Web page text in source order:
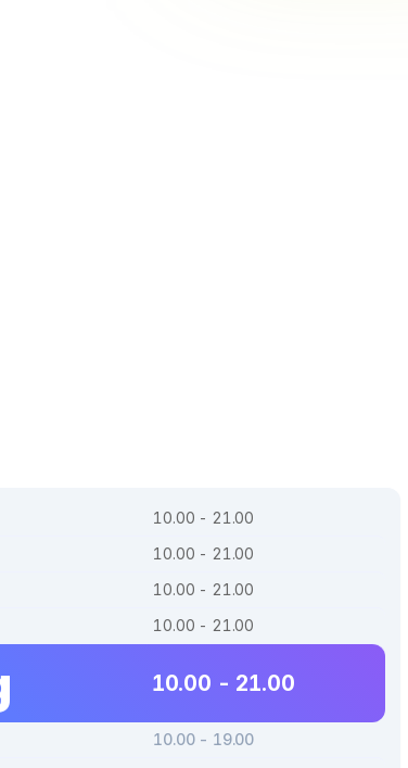
10.00 - 21.00
10.00 - 21.00
10.00 - 21.00
10.00 - 21.00
10.00 - 21.00
10.00 - 19.00